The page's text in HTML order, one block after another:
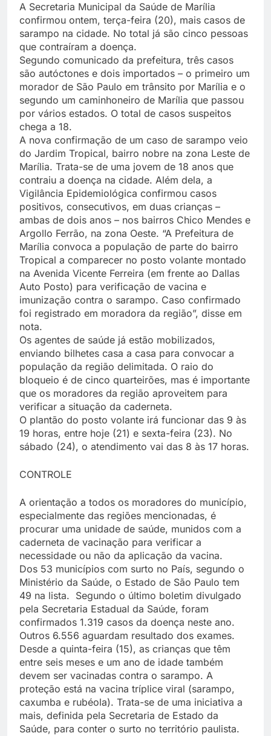
A Secretaria Municipal da Saúde de Marília
confirmou ontem, terça-feira (20), mais casos de
sarampo na cidade. No total já são cinco pessoas
que contraíram a doença.
Segundo comunicado da prefeitura, três casos
são autóctones e dois importados – o primeiro um
morador de São Paulo em trânsito por Marília e o
segundo um caminhoneiro de Marília que passou
por vários estados. O total de casos suspeitos
chega a 18.
A nova confirmação de um caso de sarampo veio
do Jardim Tropical, bairro nobre na zona Leste de
Marília. Trata-se de uma jovem de 18 anos que
contraiu a doença na cidade. Além dela, a
Vigilância Epidemiológica confirmou casos
positivos, consecutivos, em duas crianças –
ambas de dois anos – nos bairros Chico Mendes e
Argollo Ferrão, na zona Oeste. “A Prefeitura de
Marília convoca a população de parte do bairro
Tropical a comparecer no posto volante montado
na Avenida Vicente Ferreira (em frente ao Dallas
Auto Posto) para verificação de vacina e
imunização contra o sarampo. Caso confirmado
foi registrado em moradora da região”, disse em
nota.
Os agentes de saúde já estão mobilizados,
enviando bilhetes casa a casa para convocar a
população da região delimitada. O raio do
bloqueio é de cinco quarteirões, mas é importante
que os moradores da região aproveitem para
verificar a situação da caderneta.
O plantão do posto volante irá funcionar das 9 às
19 horas, entre hoje (21) e sexta-feira (23). No
sábado (24), o atendimento vai das 8 às 17 horas.
CONTROLE
A orientação a todos os moradores do município,
especialmente das regiões mencionadas, é
procurar uma unidade de saúde, munidos com a
caderneta de vacinação para verificar a
necessidade ou não da aplicação da vacina.
Dos 53 municípios com surto no País, segundo o
Ministério da Saúde, o Estado de São Paulo tem
49 na lista. Segundo o último boletim divulgado
pela Secretaria Estadual da Saúde, foram
confirmados 1.319 casos da doença neste ano.
Outros 6.556 aguardam resultado dos exames.
Desde a quinta-feira (15), as crianças que têm
entre seis meses e um ano de idade também
devem ser vacinadas contra o sarampo. A
proteção está na vacina tríplice viral (sarampo,
caxumba e rubéola). Trata-se de uma iniciativa a
mais, definida pela Secretaria de Estado da
Saúde, para conter o surto no território paulista.